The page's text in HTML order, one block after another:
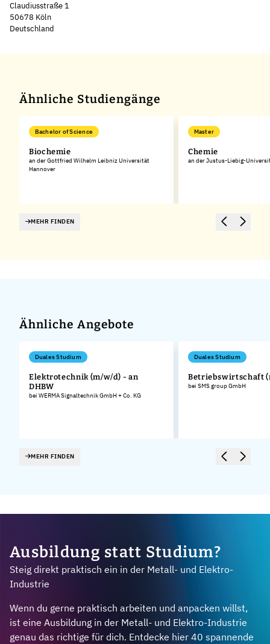
Claudiusstraße 1
50678 Köln
Deutschland
Ähnliche Studiengänge
Bachelor of Science
Biochemie
an der Gottfried Wilhelm Leibniz Universität
Hannover
Master
Chemie
an der Justus-Liebig-
MEHR FINDEN
Ähnliche Angebote
Duales Studium
Elektrotechnik (m/w/d) - an
DHBW
bei WERMA Signaltechnik GmbH + Co. KG
Duales Studium
Betriebswirtschaft
bei SMS group GmbH
MEHR FINDEN
Ausbildung statt Studium?
Steig direkt praktisch ein in der Metall- und Elektro-
Industrie
Wenn du gerne praktisch arbeiten und anpacken willst,
ist eine Ausbildung in der Metall- und Elektro-Industrie
genau das richtige für dich. Entdecke hier 40 spannende